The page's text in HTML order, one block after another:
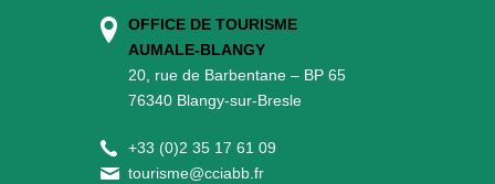
OFFICE DE TOURISME
AUMALE-BLANGY
20, rue de Barbentane – BP 65
76340 Blangy-sur-Bresle
+33 (0)2 35 17 61 09
tourisme@cciabb.fr